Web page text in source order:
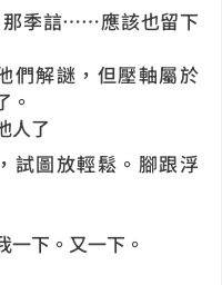
季誩……應該也留下
解謎，但壓軸屬於
。
人了
圖放輕鬆。腳跟浮
下。又一下。